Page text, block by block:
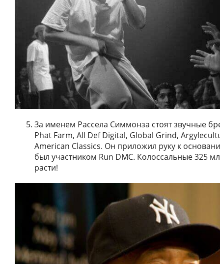
За именем Рассела Симмонза стоят звучные
Phat Farm, All Def Digital, Global Grind,
American Classics. Он приложил руку к
был участником Run DMC. Колоссальные 325
расти!